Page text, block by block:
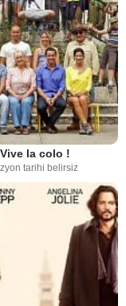
Vive la colo !
tarihi belirsiz